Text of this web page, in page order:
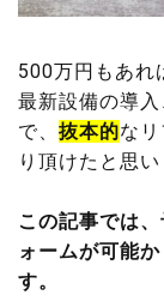
500万円もあれ
最新設備の導
で、 抜本的な
り頂けたと思い
この記事では
ォームが可能
す。